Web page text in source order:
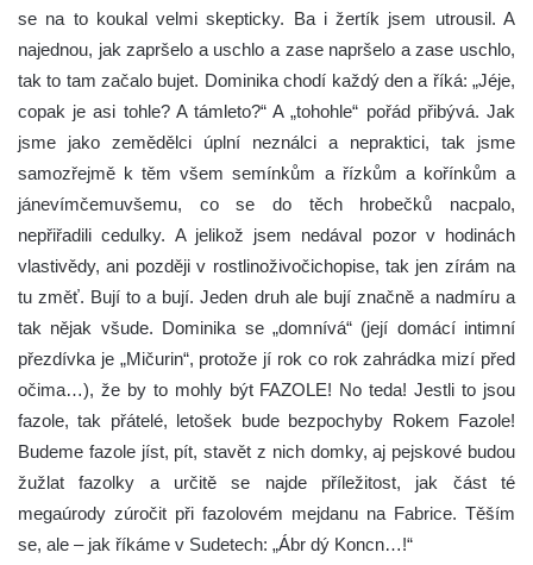
se na to koukal velmi skepticky. Ba i žertík jsem utrousil. A
najednou, jak zapršelo a uschlo a zase napršelo a zase uschlo,
tak to tam začalo bujet. Dominika chodí každý den a říká: „Jéje,
copak je asi tohle? A támleto?“ A „tohohle“ pořád přibývá. Jak
jsme jako zemědělci úplní neználci a nepraktici, tak jsme
samozřejmě k těm všem semínkům a řízkům a kořínkům a
jánevímčemuvšemu, co se do těch hrobečků nacpalo,
nepřiřadili cedulky. A jelikož jsem nedával pozor v hodinách
vlastivědy, ani později v rostlinoživočichopise, tak jen zírám na
tu změť. Bují to a bují. Jeden druh ale bují značně a nadmíru a
tak nějak všude. Dominika se „domnívá“ (její domácí intimní
přezdívka je „Mičurin“, protože jí rok co rok zahrádka mizí před
očima…), že by to mohly být FAZOLE! No teda! Jestli to jsou
fazole, tak přátelé, letošek bude bezpochyby Rokem Fazole!
Budeme fazole jíst, pít, stavět z nich domky, aj pejskové budou
žužlat fazolky a určitě se najde příležitost, jak část té
megaúrody zúročit při fazolovém mejdanu na Fabrice. Těším
se, ale – jak říkáme v Sudetech: „Ábr dý Koncn…!“